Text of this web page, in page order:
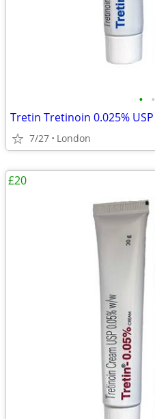
• •
Tretin Tretinoin 0.025% USP
7/27 London
£20